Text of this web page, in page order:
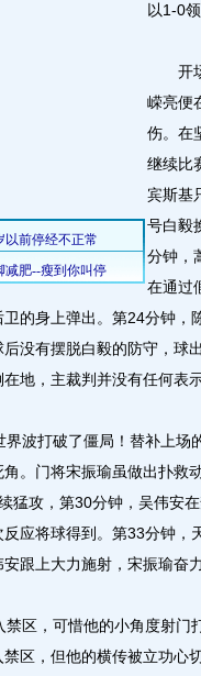
以1-0
开场
嵘亮便
伤。在
继续比
宾斯基
号白毅
分钟，
在通过
的身上弹出。第24分钟，
没有摆脱白毅的防守，球
地，主裁判并没有任何表示
波打破了僵局！替补上场
。门将宋振瑜虽做出扑救
猛攻，第30分钟，吴伟安
应将球得到。第33分钟，
跟上大力施射，宋振瑜奋
区，可惜他的小角度射门
区，但他的横传被立功心